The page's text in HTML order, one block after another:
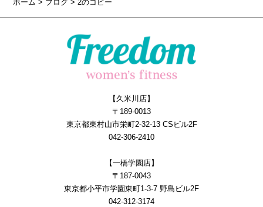
ホーム> ブログ > 2のコピー
【久米川店】
〒189-0013
東京都東村山市栄町2-32-13 CSビル2F
042-306-2410
【一橋学園店】
〒187-0043
東京都小平市学園東町1-3-7 野島ビル2F
042-312-3174